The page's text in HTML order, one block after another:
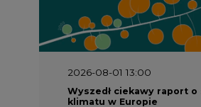
2026-08-01 13:00
Wyszedł ciekawy raport o
klimatu w Europie